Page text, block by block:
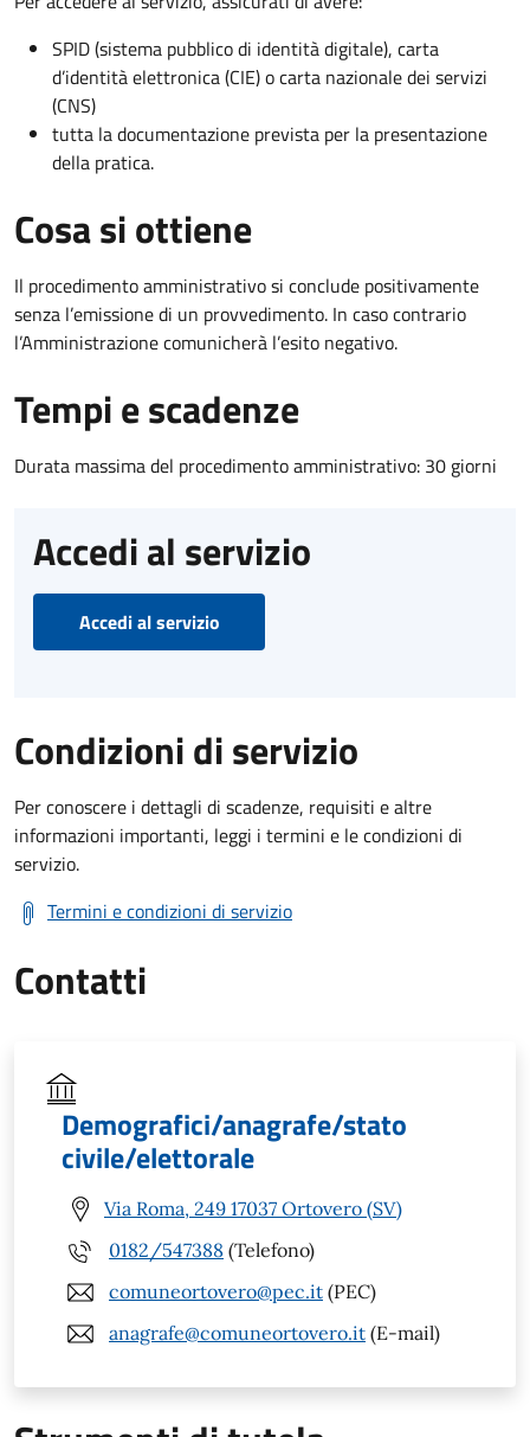
SPID (sistema pubblico di identità digitale), carta
d’identità elettronica (CIE) o carta nazionale dei servizi
(CNS)
tutta la documentazione prevista per la presentazione
della pratica.
Cosa si ottiene
Il procedimento amministrativo si conclude positivamente
senza l’emissione di un provvedimento. In caso contrario
l’Amministrazione comunicherà l’esito negativo.
Tempi e scadenze
Durata massima del procedimento amministrativo: 30 giorni
Accedi al servizio
Accedi al servizio
Condizioni di servizio
Per conoscere i dettagli di scadenze, requisiti e altre
informazioni importanti, leggi i termini e le condizioni di
servizio.
Termini e condizioni di servizio
Contatti
Demografici/anagrafe/stato
civile/elettorale
Via Roma, 249 17037 Ortovero (SV)
0182/547388 (Telefono)
comuneortovero@pec.it (PEC)
anagrafe@comuneortovero.it (E-mail)